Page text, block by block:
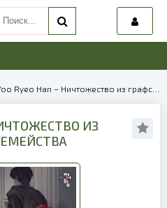
Ryeo Han – Ничтожество из графского семейства | 40318
ИЗ